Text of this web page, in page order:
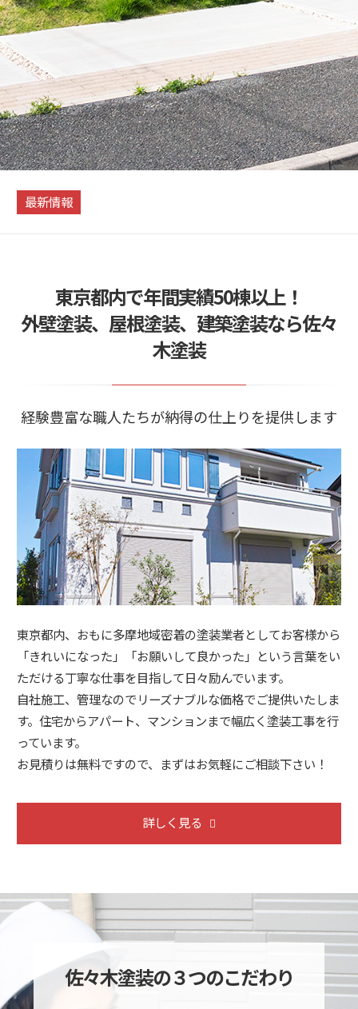
最新情報
東京都内で年間実績50棟以上！
外壁塗装、屋根塗装、建築塗装なら佐々
木塗装
経験豊富な職人たちが納得の仕上りを提供します
東京都内、おもに多摩地域密着の塗装業者としてお客様から
「きれいになった」「お願いして良かった」という言葉をい
ただける丁寧な仕事を目指して日々励んでいます。
自社施工、管理なのでリーズナブルな価格でご提供いたしま
す。住宅からアパート、マンションまで幅広く塗装工事を行
っています。
お見積りは無料ですので、まずはお気軽にご相談下さい！
詳しく見る
佐々木塗装の３つのこだわり